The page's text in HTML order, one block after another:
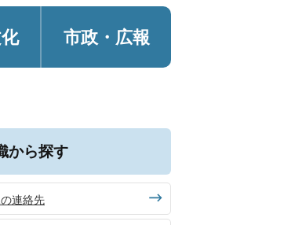
市政・広報
から探す
連絡先